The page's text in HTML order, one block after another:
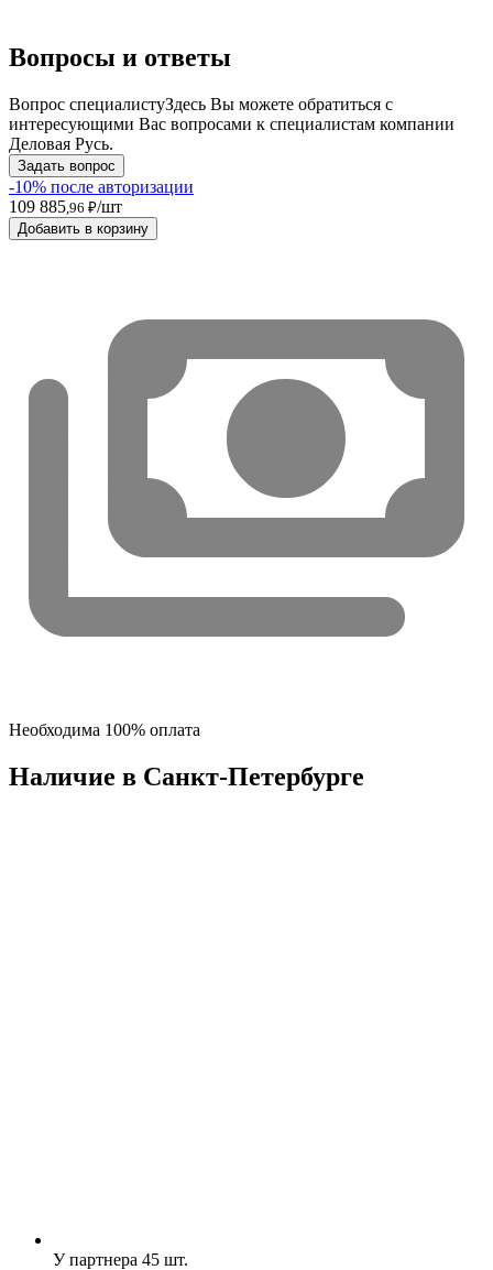
Вопросы и ответы
Вопрос специалистуЗдесь Вы можете обратиться с
интересующими Вас вопросами к специалистам компании
Деловая Русь.
Задать вопрос
-10% после авторизации
109 885,96 ₽/шт
Добавить в корзину
Необходима 100% оплата
Наличие в Санкт-Петербургe
У партнера 45 шт.